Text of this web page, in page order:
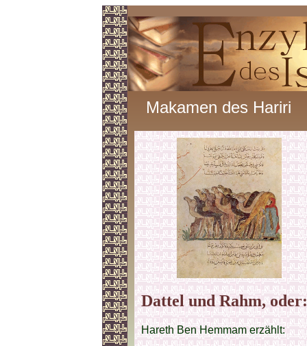
Makamen des Hariri
Dattel und Rahm,
Hareth Ben Hemmam erzählt: